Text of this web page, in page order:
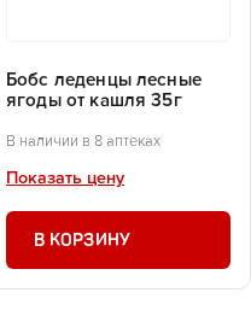
Бобс леденцы лесные
ягоды от кашля 35г
В наличии в 8 аптеках
Показать цену
В КОРЗИНУ